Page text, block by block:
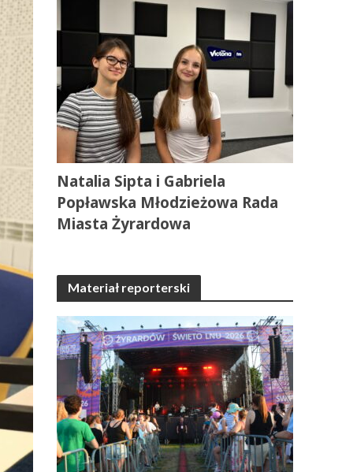
Natalia Sipta i Gabriela
Popławska Młodzieżowa Rada
Miasta Żyrardowa
Materiał reporterski